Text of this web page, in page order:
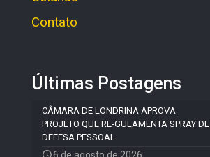
Contato
Últimas Postagens
CÂMARA DE LONDRINA APROVA
PROJETO QUE RE-GULAMENTA SPRAY DE
DEFESA PESSOAL.
6 de agosto de 2026